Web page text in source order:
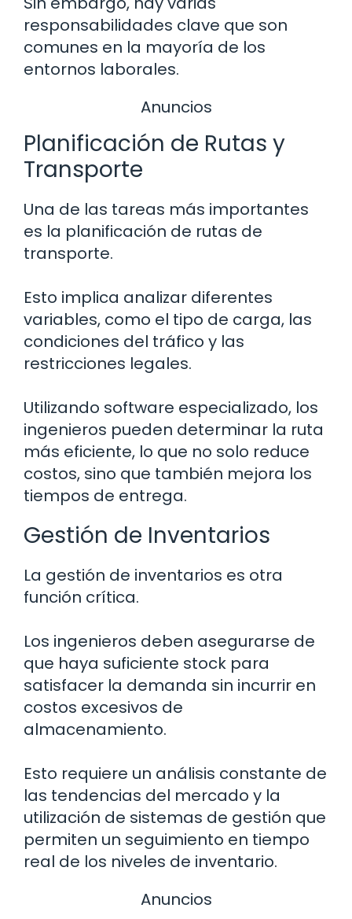
responsabilidades clave que son
comunes en la mayoría de los
entornos laborales.
Anuncios
Planificación de Rutas y
Transporte
Una de las tareas más importantes
es la planificación de rutas de
transporte.
Esto implica analizar diferentes
variables, como el tipo de carga, las
condiciones del tráfico y las
restricciones legales.
Utilizando software especializado, los
ingenieros pueden determinar la ruta
más eficiente, lo que no solo reduce
costos, sino que también mejora los
tiempos de entrega.
Gestión de Inventarios
La gestión de inventarios es otra
función crítica.
Los ingenieros deben asegurarse de
que haya suficiente stock para
satisfacer la demanda sin incurrir en
costos excesivos de
almacenamiento.
Esto requiere un análisis constante de
las tendencias del mercado y la
utilización de sistemas de gestión que
permiten un seguimiento en tiempo
real de los niveles de inventario.
Anuncios